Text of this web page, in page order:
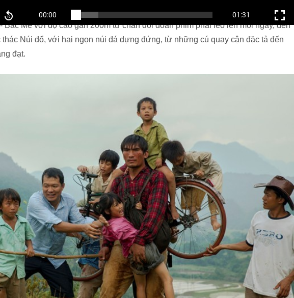
Dũng còn mang đến bức tranh hoàn chỉnh về cảnh sắc Hà Giang, từ bối cảnh
Bắc Mê với độ cao gần 200m từ chân đồi đoàn phim phải leo lên mỗi ngày, đến
Núi đổ, với hai ngọn núi đá dựng đứng, từ những cú quay cận đặc tả đến
đạt.